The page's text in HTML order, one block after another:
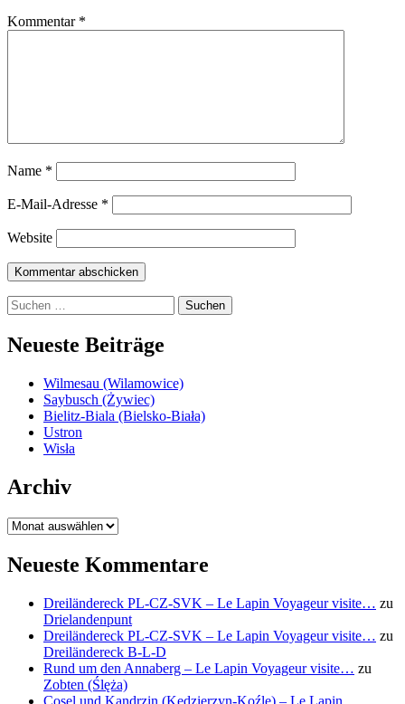
Kommentar *
Name *
E-Mail-Adresse *
Website
Suchen
nach:
Neueste Beiträge
Wilmesau (Wilamowice)
Saybusch (Żywiec)
Bielitz-Biala (Bielsko-Biała)
Ustron
Wisła
Archiv
Archiv
Neueste Kommentare
Dreiländereck PL-CZ-SVK – Le Lapin Voyageur visite… zu
Drielandenpunt
Dreiländereck PL-CZ-SVK – Le Lapin Voyageur visite… zu
Dreiländereck B-L-D
Rund um den Annaberg – Le Lapin Voyageur visite… zu
Zobten (Ślęża)
Cosel und Kandrzin (Kędzierzyn-Koźle) – Le Lapin